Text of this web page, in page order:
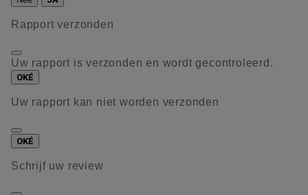
Rapport verzonden
Uw rapport is verzonden en wordt gecontroleerd.
OKÉ
Uw rapport kan niet worden verzonden
OKÉ
Schrijf uw review